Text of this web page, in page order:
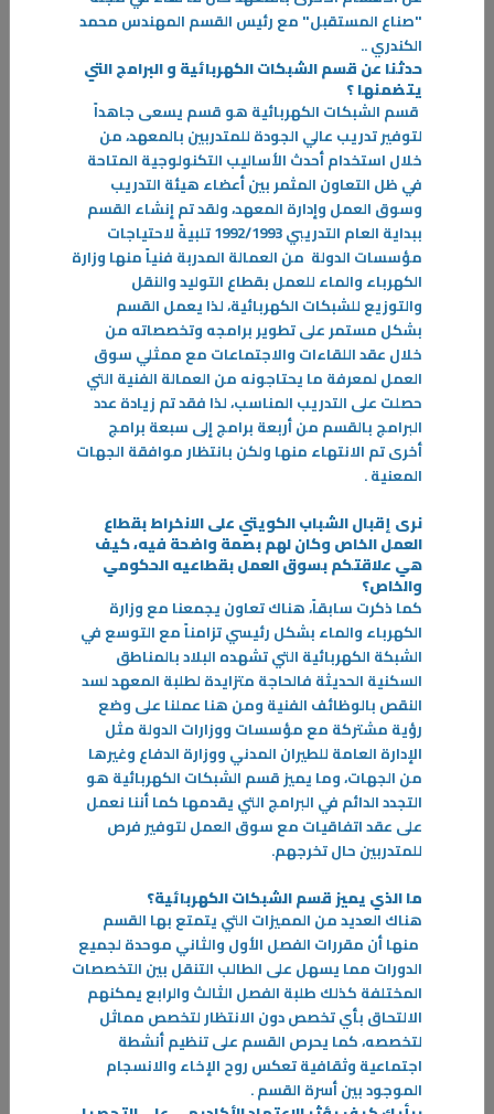
"المشاركة في معرض الـ ATD فرصة لعرض مهارات وابتكارات الموهوبين"
الإستراتيجية العامة للدفاع المدني والإخلاء
تسعى دولة الكويت كبقية دول العالم لتوحيد جهود أجهزتها المعنية لتحقيق
الحماية المدنية للأفراد والممتلكات العامة والخاصة
"صناع المستقبل" مع رئيس القسم المهندس محمد
الكندري..
حدثنا عن قسم الشبكات الكهربائية و البرامج التي
يتضمنها ؟
قسم الشبكات الكهربائية هو قسم يسعى جاهداً
لتوفير تدريب عالي الجودة للمتدربين بالمعهد، من
خلال استخدام أحدث الأساليب التكنولوجية المتاحة
في ظل التعاون المثمر بين أعضاء هيئة التدريب
وسوق العمل وإدارة المعهد، ولقد تم إنشاء القسم
ببداية العام التدريبي 1992/1993 تلبيةً لاحتياجات
مؤسسات الدولة من العمالة المدربة فنياً منها وزارة
الكهرباء والماء للعمل بقطاع التوليد والنقل
والتوزيع للشبكات الكهربائية، لذا يعمل القسم
بشكل مستمر على تطوير برامجه وتخصصاته من
خلال عقد اللقاءات والاجتماعات مع ممثلي سوق
العمل لمعرفة ما يحتاجونه من العمالة الفنية التي
حصلت على التدريب المناسب، لذا فقد تم زيادة عدد
البرامج بالقسم من أربعة برامج إلى سبعة برامج
أخرى تم الانتهاء منها ولكن بانتظار موافقة الجهات
المعنية.
نرى إقبال الشباب الكويتي على الانخراط بقطاع
العمل الخاص وكان لهم بصمة واضحة فيه، كيف
هي علاقتكم بسوق العمل بقطاعيه الحكومي
والخاص؟
كما ذكرت سابقاً، هناك تعاون يجمعنا مع وزارة
الكهرباء والماء بشكل رئيسي تزامناً مع التوسع في
الشبكة الكهربائية التي تشهده البلاد بالمناطق
السكنية الحديثة فالحاجة متزايدة لطلبة المعهد لسد
النقص بالوظائف الفنية ومن هنا عملنا على وضع
رؤية مشتركة مع مؤسسات ووزارات الدولة مثل
الإدارة العامة للطيران المدني ووزارة الدفاع وغيرها
من الجهات، وما يميز قسم الشبكات الكهربائية هو
التجدد الدائم في البرامج التي يقدمها كما أننا نعمل
على عقد اتفاقيات مع سوق العمل لتوفير فرص
للمتدربين حال تخرجهم.
ما الذي يميز قسم الشبكات الكهربائية؟
هناك العديد من المميزات التي يتمتع بها القسم
منها أن مقررات الفصل الأول والثاني موحدة لجميع
الدورات مما يسهل على الطالب التنقل بين التخصصات
المختلفة كذلك طلبة الفصل الثالث والرابع يمكنهم
الالتحاق بأي تخصص دون الانتظار لتخصص مماثل
لتخصصه، كما يحرص القسم على تنظيم أنشطة
اجتماعية وثقافية تعكس روح الإخاء والانسجام
الموجود بين أسرة القسم.